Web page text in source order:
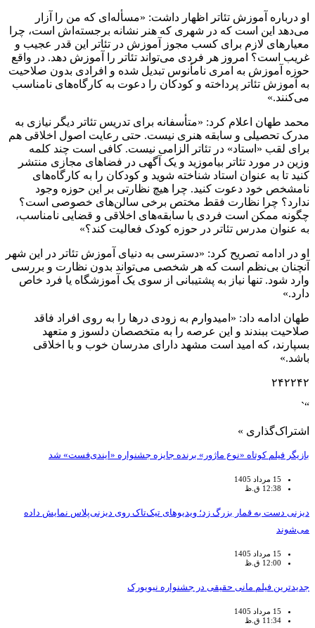
او درباره آموزش تئاتر اظهار داشت: «مسأله‌ای که من را آزار
می‌دهد این است که در شهری که هنر نشانه برجسته‌اش است، چرا
معیارهای لازم برای کسب مجوز آموزش در تئاتر این قدر عجیب و
غریب است؟ امروز هر فردی می‌تواند تئاتر را آموزش دهد. در واقع
حوزه آموزش به امری نامأنوس تبدیل شده و افرادی بدون صلاحیت
به آموزش تئاتر پرداخته و کودکان را دعوت به کارگاه‌های نامناسب
می‌کنند.»
محمد طهان اعلام کرد: «متأسفانه برای تدریس تئاتر دیگر نیازی به
مدرک تحصیلی و سابقه هنری نیست. حتی رعایت اصول اخلاقی هم
برای لقب «استاد» در تئاتر الزامی نیست. کافی است چند کلمه
وزین در مورد تئاتر بیاموزید و یک آگهی در فضاهای مجازی منتشر
کنید تا به عنوان استاد شناخته شوید و کودکان را به کارگاه‌های
نامشخص خود دعوت کنید. چرا هیچ نظارتی بر این حوزه وجود
ندارد؟ چرا نظارت فقط مختص برخی سالن‌های خصوصی است؟
چگونه ممکن است فردی با سابقه‌های اخلاقی و قضایی نامناسب،
به عنوان مدرس تئاتر در حوزه کودک فعالیت کند؟»
او در ادامه تصریح کرد: «دسترسی به دنیای آموزش تئاتر در این شهر
آنچنان بی‌نظم است که هر شخصی می‌تواند بدون نظارت و بررسی
وارد شود. تنها نیاز به پشتیبانی از سوی یک آموزشگاه یا فرد خاص
دارد.»
طهان ادامه داد: «امیدوارم به زودی درها را به روی افراد فاقد
صلاحیت ببندند و این عرصه را به متخصصان دلسوز و متعهد
بسپارند، که امید است مشهد دارای مدرسان خوب و با اخلاقی
باشد.»
۲۴۲۲۴۲
“`
اشتراک‌گذاری »
بازیگر فیلم کوتاه «نوع ماژور» برنده جایزه جشنواره «ایندی‌فست» شد
15 مرداد 1405
12:38 ق.ظ
دیزنی دست به قمار بزرگ زد؛ ویدیوهای تیک‌تاک روی دیزنی‌پلاس نمایش داده
می‌شوند
15 مرداد 1405
12:00 ق.ظ
جدیدترین فیلم مانی حقیقی در جشنواره نیویورک
15 مرداد 1405
11:34 ق.ظ